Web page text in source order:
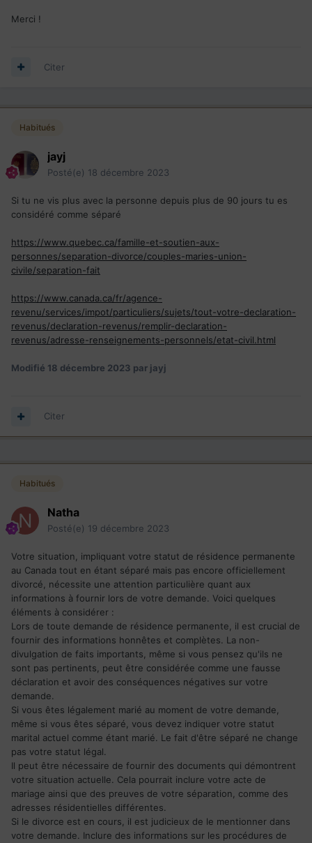
Merci !
Citer
Habitués
jayj
Posté(e) 18 décembre 2023
Si tu ne vis plus avec la personne depuis plus de 90 jours tu es
considéré comme séparé
https://www.quebec.ca/famille-et-soutien-aux-
personnes/separation-divorce/couples-maries-union-
civile/separation-fait
https://www.canada.ca/fr/agence-
revenu/services/impot/particuliers/sujets/tout-votre-declaration-
revenus/declaration-revenus/remplir-declaration-
revenus/adresse-renseignements-personnels/etat-civil.html
Modifié 18 décembre 2023 par jayj
Citer
Habitués
Natha
Posté(e) 19 décembre 2023
Votre situation, impliquant votre statut de résidence permanente
au Canada tout en étant séparé mais pas encore officiellement
divorcé, nécessite une attention particulière quant aux
informations à fournir lors de votre demande. Voici quelques
éléments à considérer :
Lors de toute demande de résidence permanente, il est crucial de
fournir des informations honnêtes et complètes. La non-
divulgation de faits importants, même si vous pensez qu'ils ne
sont pas pertinents, peut être considérée comme une fausse
déclaration et avoir des conséquences négatives sur votre
demande.
Si vous êtes légalement marié au moment de votre demande,
même si vous êtes séparé, vous devez indiquer votre statut
marital actuel comme étant marié. Le fait d'être séparé ne change
pas votre statut légal.
Il peut être nécessaire de fournir des documents qui démontrent
votre situation actuelle. Cela pourrait inclure votre acte de
mariage ainsi que des preuves de votre séparation, comme des
adresses résidentielles différentes.
Si le divorce est en cours, il est judicieux de le mentionner dans
votre demande. Inclure des informations sur les procédures de